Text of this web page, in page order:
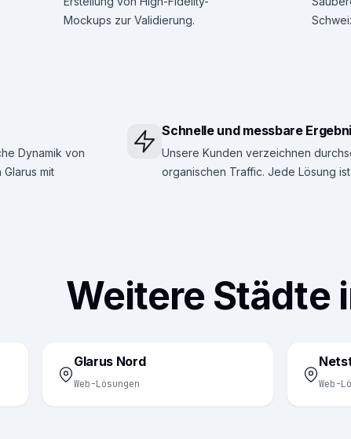
Mockups zur Validierung.
Dynamik von
mit
Schnelle und messbare
Unsere Kunden verzeichnen
organischen Traffic. Jede Lösung
Weitere Städte
Glarus Nord
Web-Lösungen Web-